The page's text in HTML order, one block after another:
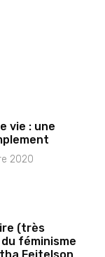
vie : une
2020
(très
féminisme